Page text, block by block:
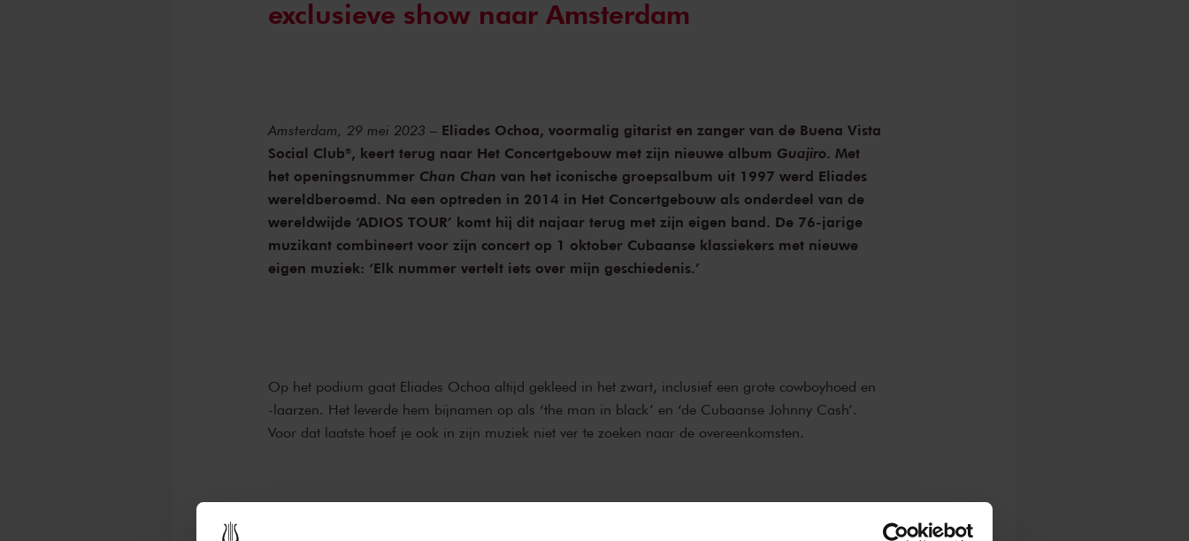
exclusieve show naar Amsterdam
Amsterdam, 29 mei 2023 – Eliades Ochoa, voormalig gitarist en zanger van de Buena Vista
Social Club®, keert terug naar Het Concertgebouw met zijn nieuwe album Guajiro. Met
het openingsnummer Chan Chan van het iconische groepsalbum uit 1997 werd Eliades
wereldberoemd. Na een optreden in 2014 in Het Concertgebouw als onderdeel van de
wereldwijde ‘ADIOS TOUR’ komt hij dit najaar terug met zijn eigen band. De 76-jarige
muzikant combineert voor zijn concert op 1 oktober Cubaanse klassiekers met nieuwe
eigen muziek: ‘Elk nummer vertelt iets over mijn geschiedenis.’
Op het podium gaat Eliades Ochoa altijd gekleed in het zwart, inclusief een grote cowboyhoed en
-laarzen. Het leverde hem bijnamen op als ‘the man in black’ en ‘de Cubaanse Johnny Cash’.
Voor dat laatste hoef je ook in zijn muziek niet ver te zoeken naar de overeenkomsten.